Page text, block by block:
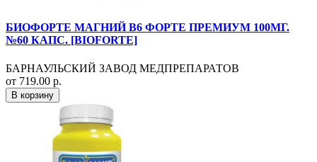
БИОФОРТЕ МАГНИЙ B6 ФОРТЕ ПРЕМИУМ 100МГ.
№60 КАПС. [BIOFORTE]
БАРНАУЛЬСКИЙ ЗАВОД МЕДПРЕПАРАТОВ
от 719.00 р.
В корзину